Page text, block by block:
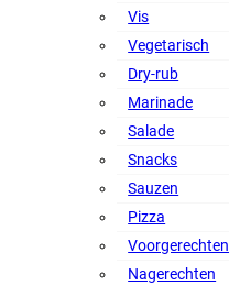
Vis
Vegetarisch
Dry-rub
Marinade
Salade
Snacks
Sauzen
Pizza
Voorgerechten
Nagerechten